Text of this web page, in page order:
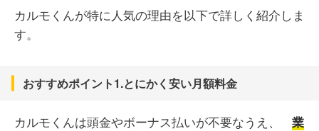
カルモくんが特に人気の理由を以下で詳しく紹介しま
す。
おすすめポイント1.とにかく安い月額料金
カルモくんは頭金やボーナス払いが不要なうえ、
業